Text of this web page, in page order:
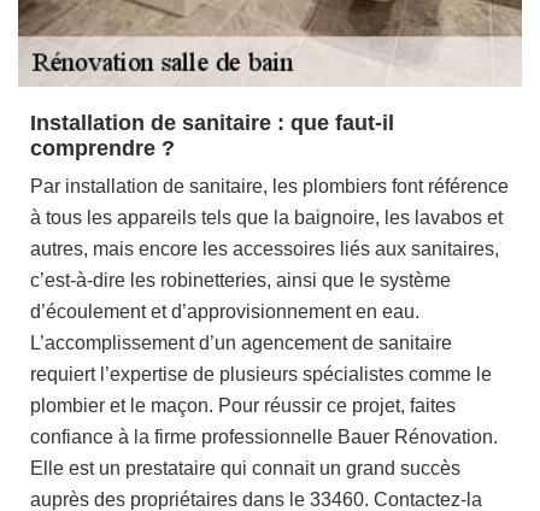
Installation de sanitaire : que faut-il
comprendre ?
Par installation de sanitaire, les plombiers font référence
à tous les appareils tels que la baignoire, les lavabos et
autres, mais encore les accessoires liés aux sanitaires,
c’est-à-dire les robinetteries, ainsi que le système
d’écoulement et d’approvisionnement en eau.
L’accomplissement d’un agencement de sanitaire
requiert l’expertise de plusieurs spécialistes comme le
plombier et le maçon. Pour réussir ce projet, faites
confiance à la firme professionnelle Bauer Rénovation.
Elle est un prestataire qui connait un grand succès
auprès des propriétaires dans le 33460. Contactez-la